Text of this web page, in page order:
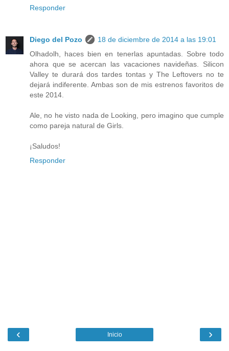
Responder
Diego del Pozo
18 de diciembre de 2014 a las 19:01
Olhadolh, haces bien en tenerlas apuntadas. Sobre todo
ahora que se acercan las vacaciones navideñas. Silicon
Valley te durará dos tardes tontas y The Leftovers no te
dejará indiferente. Ambas son de mis estrenos favoritos de
este 2014.
Ale, no he visto nada de Looking, pero imagino que cumple
como pareja natural de Girls.
¡Saludos!
Responder
‹ ›
Inicio